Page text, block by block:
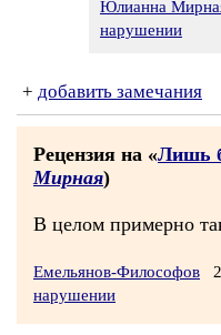
Юлианна
нарушении
+ добавить замечания
Рецензия на «Лишь
Мирная)
В целом примерно
Емельянов-Философов
нарушении